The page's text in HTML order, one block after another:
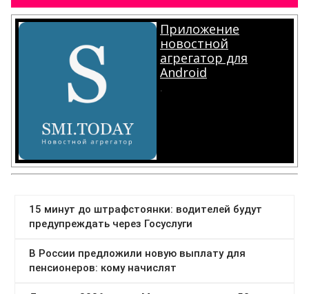
Приложение
новостной
агрегатор для
Android
.